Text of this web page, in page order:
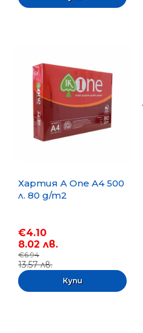
Хартия A One A4 500
л. 80 g/m2
€4.10
8.02 лв.
€6.94
13.57 лв.